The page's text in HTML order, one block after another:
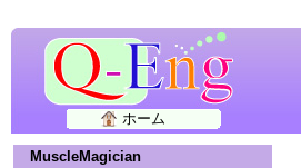
ホーム
MuscleMagician